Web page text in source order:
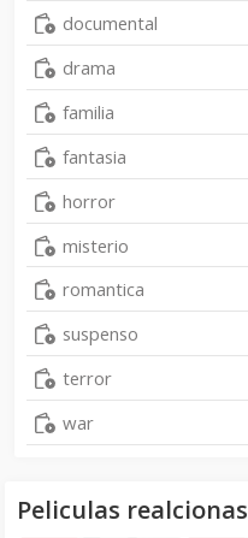
documental
drama
familia
fantasia
horror
misterio
romantica
suspenso
terror
war
Peliculas realcionas